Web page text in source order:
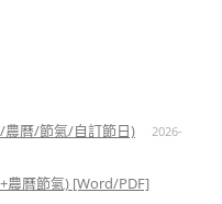
農曆/節氣/自訂節日)
2026-
農曆節氣) [Word/PDF]